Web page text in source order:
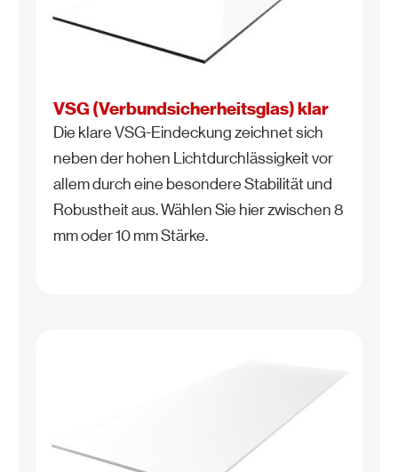
VSG (Verbundsicherheitsglas) klar
Die klare VSG-Eindeckung zeichnet sich
neben der hohen Lichtdurchlässigkeit vor
allem durch eine besondere Stabilität und
Robustheit aus. Wählen Sie hier zwischen 8
mm oder 10 mm Stärke.